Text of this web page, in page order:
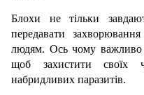
Блохи не тільки
передавати
людям. Ось чому важливо
щоб захистити своїх
набридливих паразитів.